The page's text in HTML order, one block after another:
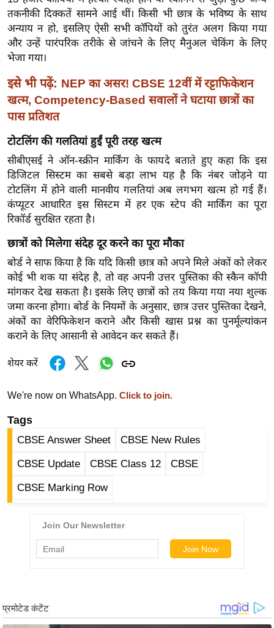
त
बॉ
ली
वु
ड
हॉ
ली
ड
फि
ल्म
स
मी
B
r
e
a
k
i
n
g
e
s
ला
इ
स्टा
ब्यू
टी
तकनीकी दिक्कतें सामने आई थीं। किसी भी छात्र के भविष्य के साथ
अन्याय न हो, इसलिए ऐसी सभी कॉपियों को तुरंत अलग किया गया
और उन्हें पारंपरिक तरीके से जांचने के लिए मैनुअल चेकिंग के लिए
भेजा गया।
इसे भी पढ़ें: NEP का असर! CBSE 12वीं में रट्टाफिकेशन
खत्म, Competency-Based सवालों ने घटाया छात्रों का
पास प्रतिशत
टोटलिंग की गलतियां हुईं पूरी तरह खत्म
सीबीएसई ने ऑन-स्क्रीन मार्किंग के फायदे बताते हुए कहा कि इस
डिजिटल सिस्टम का सबसे बड़ा लाभ यह है कि नंबर जोड़ने या
टोटलिंग में होने वाली मानवीय गलतियां अब लगभग खत्म हो गई हैं।
कंप्यूटर आधारित इस सिस्टम में हर एक स्टेप की मार्किंग का पूरा
रिकॉर्ड सुरक्षित रहता है।
छात्रों को मिलेगा संदेह दूर करने का पूरा मौका
बोर्ड ने साफ किया है कि यदि किसी छात्र को अपने मिले अंकों को लेकर
कोई भी शक या संदेह है, तो वह अपनी उत्तर पुस्तिका की स्कैन कॉपी
मांगकर देख सकता है। इसके लिए छात्रों को तय किया गया नया शुल्क
जमा करना होगा। बोर्ड के नियमों के अनुसार, छात्र उत्तर पुस्तिका देखने,
अंकों का वेरिफिकेशन कराने और किसी खास प्रश्न का पुनर्मूल्यांकन
कराने के लिए आसानी से आवेदन कर सकते हैं।
शेयर करें
We're now on WhatsApp. Click to join.
Tags
CBSE Answer Sheet CBSE New Rules
CBSE Update CBSE Class 12 CBSE
CBSE Marking Row